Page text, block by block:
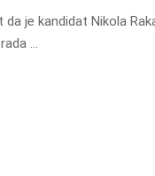
je kandidat Nikola
…